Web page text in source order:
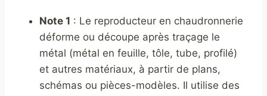
Note 1 : Le reproducteur en chaudronnerie
déforme ou découpe après traçage le
métal (métal en feuille, tôle, tube, profilé)
et autres matériaux, à partir de plans,
schémas ou pièces-modèles. Il utilise des